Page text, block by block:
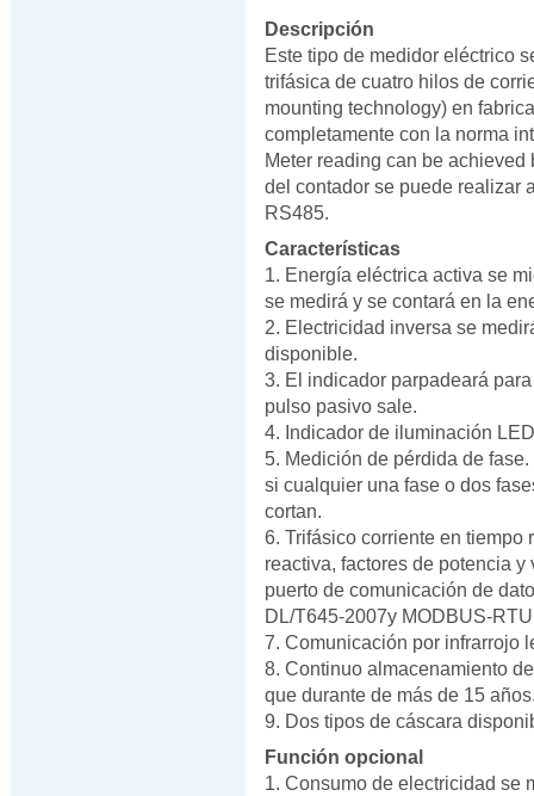
Descripción
Este tipo de medidor eléctrico
trifásica de cuatro hilos de
mounting technology) en
completamente con la norma
Meter reading can be
del contador se puede realizar
RS485.
Características
1. Energía eléctrica activa se
se medirá y se contará en la
2. Electricidad inversa se
disponible.
3. El indicador parpadeará
pulso pasivo sale.
4. Indicador de iluminación
5. Medición de pérdida de
si cualquier una fase o dos
cortan.
6. Trifásico corriente en tiempo
reactiva, factores de potencia
puerto de comunicación de
DL/T645-2007y MODBUS-
7. Comunicación por infrarrojo
8. Continuo almacenamiento
que durante de más de 15
9. Dos tipos de cáscara
Función opcional
1. Consumo de electricidad se